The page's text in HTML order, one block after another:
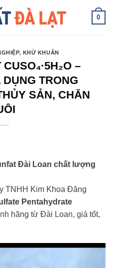
0
, KHỬ KHUẨN
–
TRONG
SẢN, CHĂN
Đài Loan chất lượng
TNHH Kim Khoa Đăng
Pentahydrate
hãng từ Đài Loan, giá tốt,